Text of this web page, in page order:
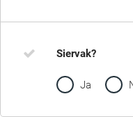
Siervak?
Ja